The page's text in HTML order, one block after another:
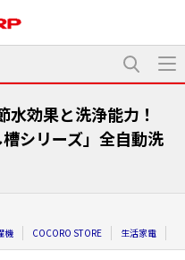
水効果と洗浄能力！
シリーズ」全自動洗
機
COCORO STORE 生活家電